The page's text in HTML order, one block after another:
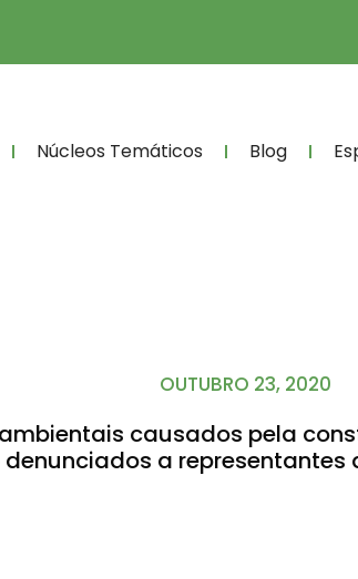
Núcleos Temáticos Blog
OUTUBRO 23, 2020
causados pela
a representantes